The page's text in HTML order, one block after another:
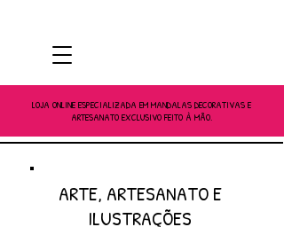
LOJA ONLINE ESPECIALIZADA EM MANDALAS DECORATIVAS E
ARTESANATO EXCLUSIVO FEITO À MÃO.
ARTE, ARTESANATO E
ILUSTRAÇÕES